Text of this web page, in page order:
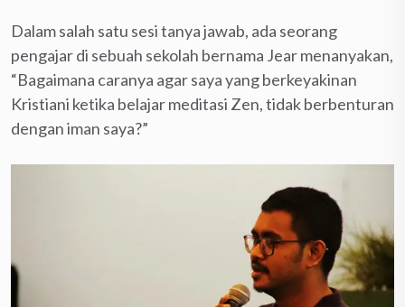
Dalam salah satu sesi tanya jawab, ada seorang
pengajar di sebuah sekolah bernama Jear menanyakan,
“Bagaimana caranya agar saya yang berkeyakinan
Kristiani ketika belajar meditasi Zen, tidak berbenturan
dengan iman saya?”